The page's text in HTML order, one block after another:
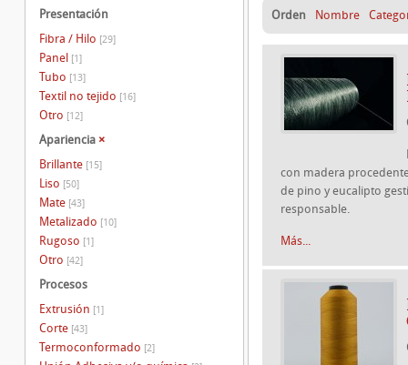
Orden Nombre
con madera
de pino y eucalipto
responsable.
Más...
Presentación
Fibra / Hilo [29]
Panel [1]
Tubo [13]
Textil no tejido [16]
Otro [12]
Apariencia ×
Brillante [15]
Liso [50]
Mate [43]
Metalizado [10]
Rugoso [1]
Otro [42]
Procesos
Extrusión [1]
Corte [43]
Termoconformado [2]